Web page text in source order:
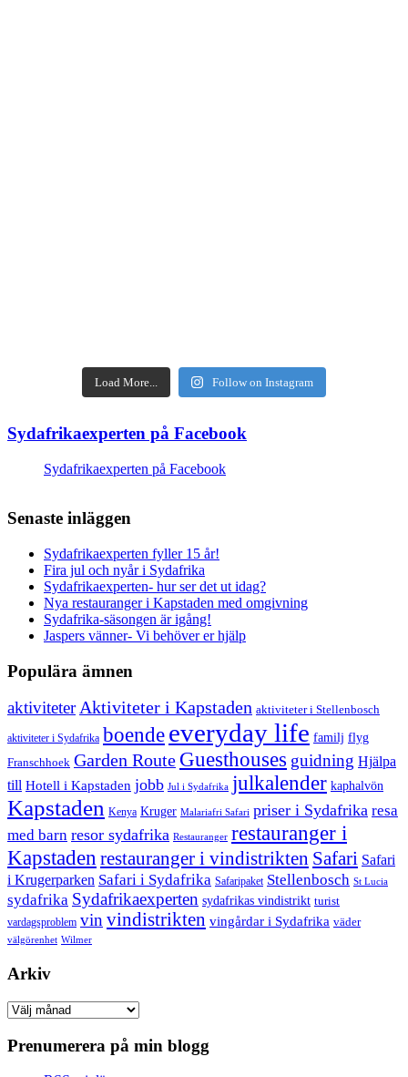
Load More... Follow on Instagram
Sydafrikaexperten på Facebook
Sydafrikaexperten på Facebook
Senaste inläggen
Sydafrikaexperten fyller 15 år!
Fira jul och nyår i Sydafrika
Sydafrikaexperten- hur ser det ut idag?
Nya restauranger i Kapstaden med omgivning
Sydafrika-säsongen är igång!
Jaspers vänner- Vi behöver er hjälp
Populära ämnen
aktiviteterAktiviteter i Kapstaden aktiviteter i Stellenbosch
aktiviteter i Sydafrika boende everyday life familj flyg
Franschhoek Garden Route Guesthouses guidning Hjälpa
till Hotell i Kapstaden jobb Jul i Sydafrika julkalender kaphalvön
Kapstaden Kenya Kruger Malariafri Safari priser i Sydafrika resa
med barn resor sydafrika Restauranger restauranger i
Kapstaden restauranger i vindistrikten Safari Safari
i Krugerparken Safari i Sydafrika Safaripaket Stellenbosch St Lucia
sydafrika Sydafrikaexperten sydafrikas vindistrikt turist
vardagsproblem vinvindistrikten vingårdar i Sydafrika väder
välgörenhet Wilmer
Arkiv
Arkiv
Prenumerera på min blogg